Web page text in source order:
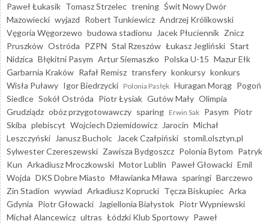
Paweł Łukasik Tomasz Strzelec trening Świt Nowy Dwór
Mazowiecki wyjazd Robert Tunkiewicz Andrzej Królikowski
Vęgoria Węgorzewo budowa stadionu Jacek Płuciennik Znicz
Pruszków Ostróda PZPN Stal Rzeszów Łukasz Jegliński Start
Nidzica Błękitni Pasym Artur Siemaszko Polska U-15 Mazur Ełk
Garbarnia Kraków Rafał Remisz transfery konkursy konkurs
Wisła Puławy Igor Biedrzycki Polonia Pasłęk Huragan Morąg Pogoń
Siedlce Sokół Ostróda Piotr Łysiak Gutów Mały Olimpia
Grudziądz obóz przygotowawczy sparing Erwin Sak Pasym Piotr
Skiba plebiscyt Wojciech Dziemidowicz Jarocin Michał
Leszczyński
Janusz Bucholc Jacek Czałpiński stomil.olsztyn.pl
Sylwester Czereszewski Zawisza Bydgoszcz Polonia Bytom Patryk
Kun Arkadiusz Mroczkowski Motor Lublin Paweł Głowacki Emil
Wojda DKS Dobre Miasto Mławianka Mława sparingi Barczewo
Zin Stadion wywiad Arkadiusz Koprucki Tęcza Biskupiec Arka
Gdynia Piotr Głowacki Jagiellonia Białystok Piotr Wypniewski
Michał Alancewicz ultras Łódzki Klub Sportowy Paweł